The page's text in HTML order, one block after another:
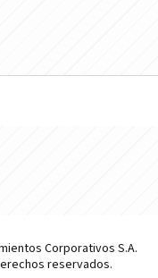
Corporativos S.A.
reservados.